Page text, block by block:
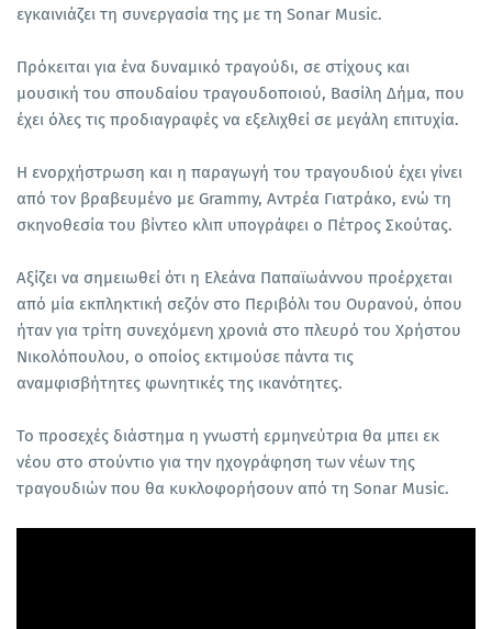
εγκαινιάζει τη συνεργασία της με τη Sonar Music.
Πρόκειται για ένα δυναμικό τραγούδι, σε στίχους και
μουσική του σπουδαίου τραγουδοποιού, Βασίλη Δήμα, που
έχει όλες τις προδιαγραφές να εξελιχθεί σε μεγάλη επιτυχία.
Η ενορχήστρωση και η παραγωγή του τραγουδιού έχει γίνει
από τον βραβευμένο με Grammy, Αντρέα Γιατράκο, ενώ τη
σκηνοθεσία του βίντεο κλιπ υπογράφει ο Πέτρος Σκούτας.
Αξίζει να σημειωθεί ότι η Ελεάνα Παπαϊωάννου προέρχεται
από μία εκπληκτική σεζόν στο Περιβόλι του Ουρανού, όπου
ήταν για τρίτη συνεχόμενη χρονιά στο πλευρό του Χρήστου
Νικολόπουλου, ο οποίος εκτιμούσε πάντα τις
αναμφισβήτητες φωνητικές της ικανότητες.
Το προσεχές διάστημα η γνωστή ερμηνεύτρια θα μπει εκ
νέου στο στούντιο για την ηχογράφηση των νέων της
τραγουδιών που θα κυκλοφορήσουν από τη Sonar Music.